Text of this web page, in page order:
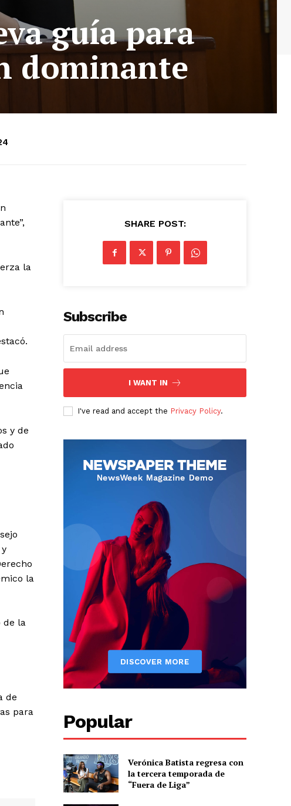
Albert Pujols
guía para
dominante
la
y de
la
de la
de
para
SHARE POST:
Subscribe
I WANT IN
I've read and accept the Privacy Policy.
Popular
Verónica Batista regresa con
la tercera temporada de
“Fuera de Liga”